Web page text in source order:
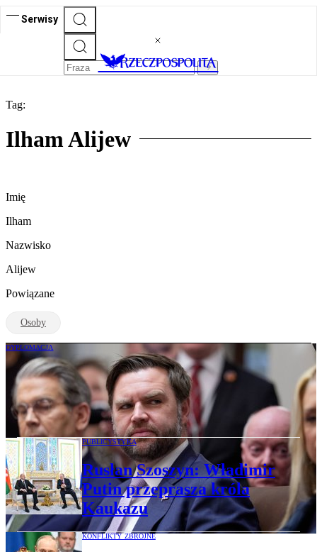
Serwisy
Tag:
Ilham Alijew
Imię
Ilham
Nazwisko
Alijew
Powiązane
Osoby
DYPLOMACJA
Wizyta wiceprezydenta Vance’a na
Kaukazie Południowym. Jak Trump
wkracza na teren Putina
PUBLICYSTYKA
Rusłan Szoszyn: Władimir
Putin przeprasza króla
Kaukazu
KONFLIKTY ZBROJNE